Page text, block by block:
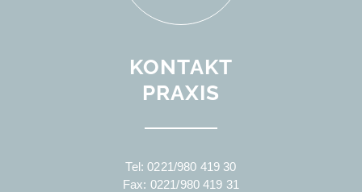
KONTAKT
PRAXIS
Tel:0221/980 419 30
Fax: 0221/980 419 31